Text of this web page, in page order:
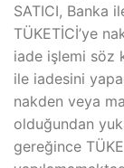
SATICI, Banka
TÜKETİCİ’ye
iade işlemi söz
ile iadesini
nakden veya
olduğundan
gereğince